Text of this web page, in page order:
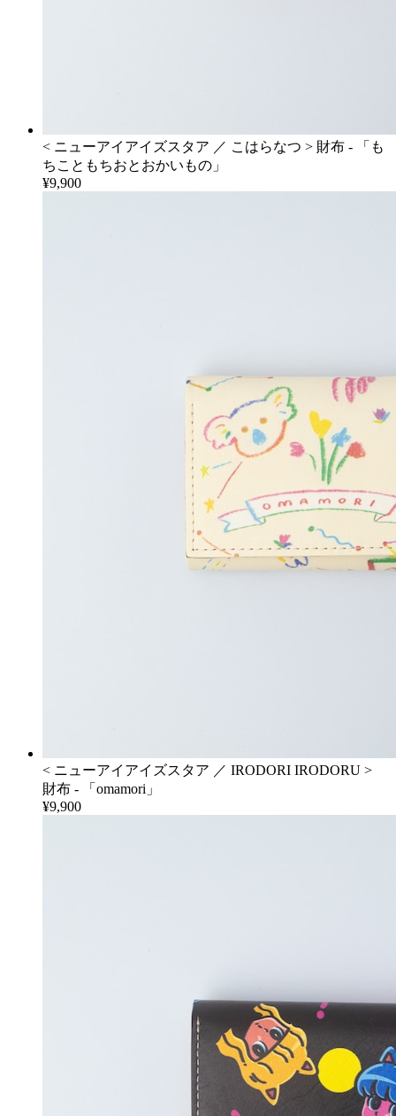
< ニューアイアイズスタア ／ こはらなつ > 財布 - 「も
ちこともちおとおかいもの」
¥9,900
< ニューアイアイズスタア ／ IRODORI IRODORU >
財布 - 「omamori」
¥9,900